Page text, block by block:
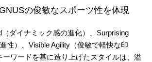
の俊敏なスポーツ性を体現
ダイナミック感の進化）、Surprising
性）、Visible Agility（俊敏で軽快な印
ーワードを基に造り上げたスタイルは、溢